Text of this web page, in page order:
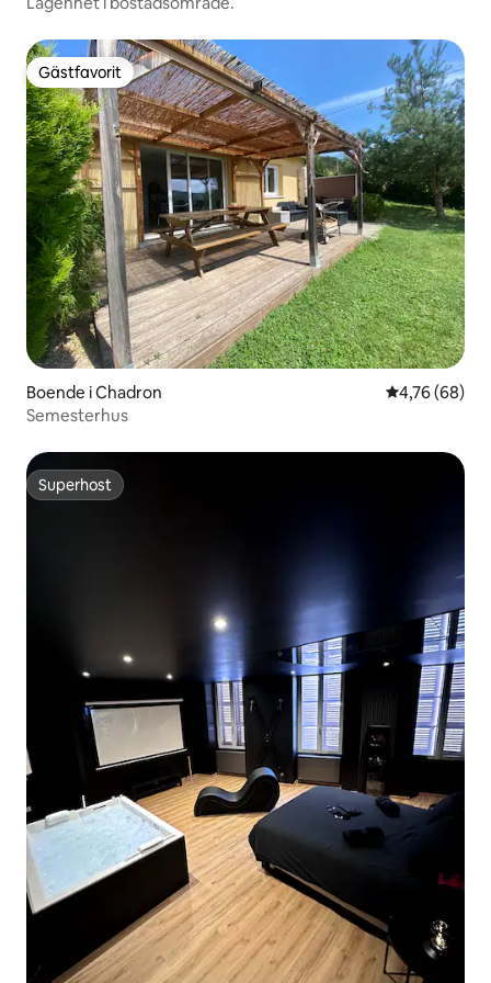
Gästfavorit
Gästfavorit
Boende i Chadron 4,76 av 5 i
4,76 (68)
Semesterhus
Superhost
Superhost